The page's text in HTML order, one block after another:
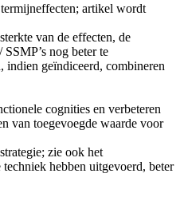
artikel wordt
van de effecten, de
nog beter te
indien geïndiceerd, combineren
cognities en verbeteren
van toegevoegde waarde voor
zie ook het
hebben uitgevoerd, beter